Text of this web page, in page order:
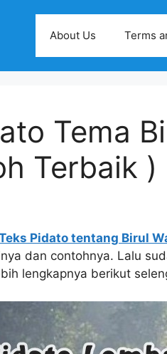
About Us Terms
Tema
Terbaik )
Pidato tentang Birul
dan contohnya. Lalu
lengkapnya berikut